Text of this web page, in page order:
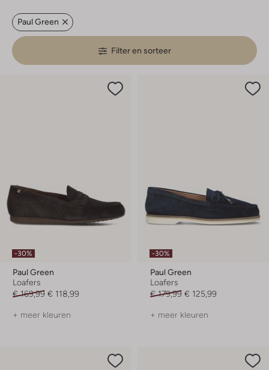
Paul Green
Filter en sorteer
-30%
Paul Green
Loafers
€ 169,99 € 118,99
+ meer kleuren
-30%
Paul Green
Loafers
€ 179,99 € 125,99
+ meer kleuren